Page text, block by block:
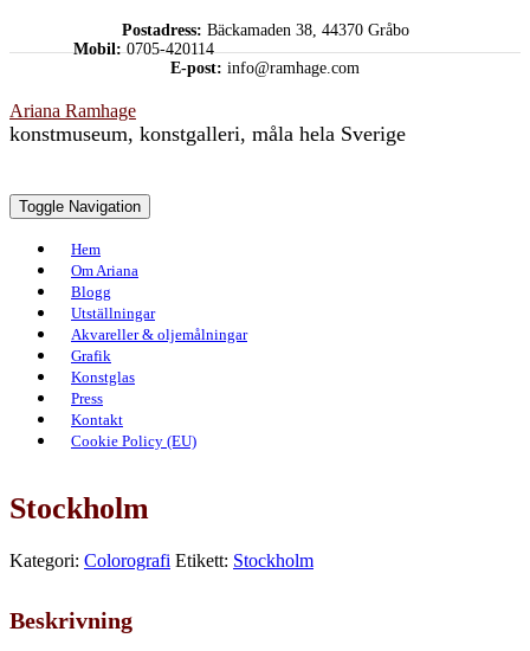
Postadress: Bäckamaden 38, 44370 Gråbo
Mobil:0705-420114
E-post: info@ramhage.com
Ariana Ramhage
konstmuseum, konstgalleri, måla hela Sverige
Toggle Navigation
Hem
Om Ariana
Blogg
Utställningar
Akvareller & oljemålningar
Grafik
Konstglas
Press
Kontakt
Cookie Policy (EU)
Stockholm
Kategori: Colorografi Etikett: Stockholm
Beskrivning